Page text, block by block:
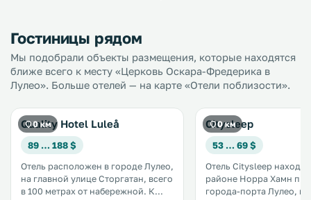
Гостиницы рядом
Мы подобрали объекты размещения, которые находятся
ближе всего к месту «Церковь Оскара-Фредерика в
Лулео». Больше отелей — на карте «Отели поблизости».
0 км
Quality Hotel Luleå
89 … 188 $
Отель расположен в городе Лулео,
на главной улице Сторгатан, всего
в 100 метрах от набережной. К
0 км
Citysleep
53 … 69 $
Отель Citysleep
районе Норра Хамн
города-порта Лулео, в